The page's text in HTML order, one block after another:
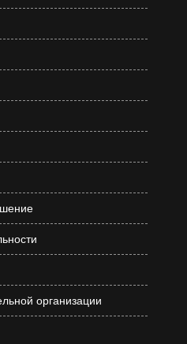
организации